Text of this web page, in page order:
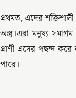
প্রথমত, এদের
অস্ত্র।এরা মনুষ্য
প্রাণী এদের পছন্দ করে
পারে।